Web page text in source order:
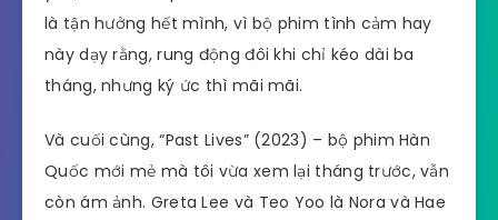
là tận hưởng hết mình, vì bộ phim tình cảm hay
này dạy rằng, rung động đôi khi chỉ kéo dài ba
tháng, nhưng ký ức thì mãi mãi.
Và cuối cùng, “Past Lives” (2023) – bộ phim Hàn
Quốc mới mẻ mà tôi vừa xem lại tháng trước, vẫn
còn ám ảnh. Greta Lee và Teo Yoo là Nora và Hae